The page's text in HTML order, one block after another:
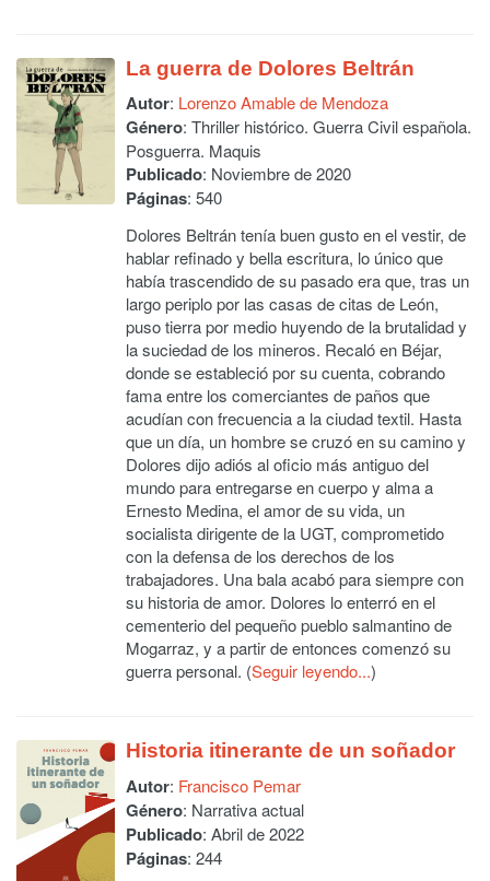
La guerra de Dolores Beltrán
Autor: Lorenzo Amable de Mendoza
Género: Thriller histórico. Guerra Civil española.
Posguerra. Maquis
Publicado: Noviembre de 2020
Páginas: 540
Dolores Beltrán tenía buen gusto en el vestir, de
hablar refinado y bella escritura, lo único que
había trascendido de su pasado era que, tras un
largo periplo por las casas de citas de León,
puso tierra por medio huyendo de la brutalidad y
la suciedad de los mineros. Recaló en Béjar,
donde se estableció por su cuenta, cobrando
fama entre los comerciantes de paños que
acudían con frecuencia a la ciudad textil. Hasta
que un día, un hombre se cruzó en su camino y
Dolores dijo adiós al oficio más antiguo del
mundo para entregarse en cuerpo y alma a
Ernesto Medina, el amor de su vida, un
socialista dirigente de la UGT, comprometido
con la defensa de los derechos de los
trabajadores. Una bala acabó para siempre con
su historia de amor. Dolores lo enterró en el
cementerio del pequeño pueblo salmantino de
Mogarraz, y a partir de entonces comenzó su
guerra personal. (Seguir leyendo...)
Historia itinerante de un soñador
Autor: Francisco Pemar
Género: Narrativa actual
Publicado: Abril de 2022
Páginas: 244